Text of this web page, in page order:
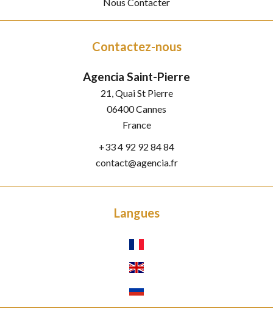
Contactez-nous
Agencia Saint-Pierre
21, Quai St Pierre
06400Cannes
France
+33 4 92 92 84 84
contact@agencia.fr
Langues